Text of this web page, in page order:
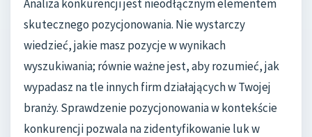
Analiza konkurencji jest nieodłącznym elementem
skutecznego pozycjonowania. Nie wystarczy
wiedzieć, jakie masz pozycje w wynikach
wyszukiwania; równie ważne jest, aby rozumieć, jak
wypadasz na tle innych firm działających w Twojej
branży. Sprawdzenie pozycjonowania w kontekście
konkurencji pozwala na zidentyfikowanie luk w